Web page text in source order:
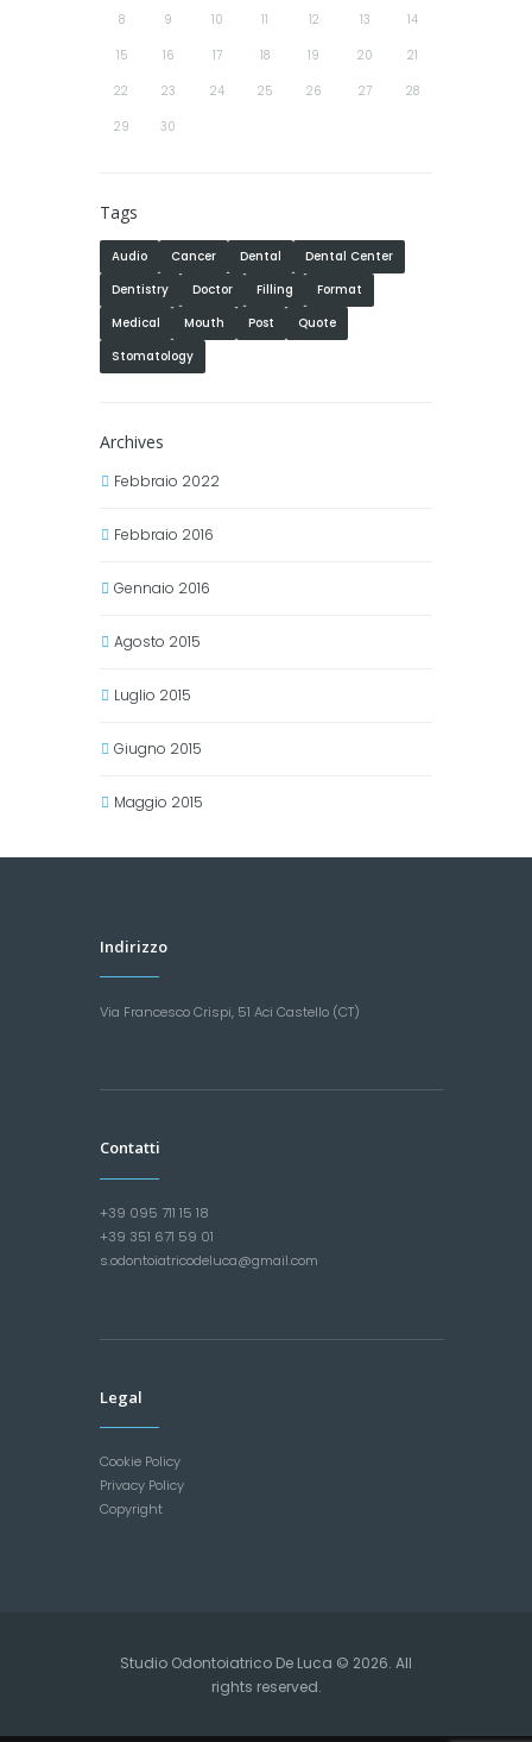
8 9 10 11 12 13 14
15 16 17 18 19 20 21
22 23 24 25 26 27 28
29 30
Tags
Audio Cancer Dental Dental Center
Dentistry Doctor Filling Format
Medical Mouth Post Quote
Stomatology
Archives
Febbraio 2022
Febbraio 2016
Gennaio 2016
Agosto 2015
Luglio 2015
Giugno 2015
Maggio 2015
Indirizzo
Via Francesco Crispi, 51 Aci Castello (CT)
Contatti
+39 095 711 15 18
+39 351 671 59 01
s.odontoiatricodeluca@gmail.com
Legal
Cookie Policy
Privacy Policy
Copyright
Studio Odontoiatrico De Luca © 2026. All
rights reserved.